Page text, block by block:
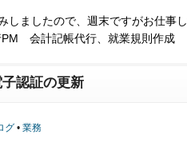
しましたので、週末ですがお仕事
会計記帳代行、就業規則作成
認証の更新
グ • 業務